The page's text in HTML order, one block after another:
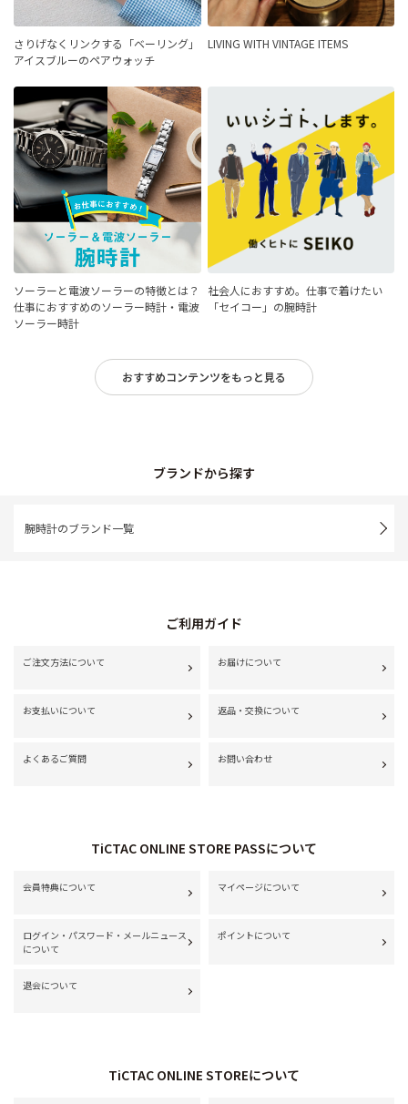
さりげなくリンクする「ベーリング」
アイスブルーのペアウォッチ
LIVING WITH VINTAGE ITEMS
ソーラーと電波ソーラーの特徴とは？
仕事におすすめのソーラー時計・電波
ソーラー時計
社会人におすすめ。仕事で着けたい
「セイコー」の腕時計
おすすめコンテンツをもっと見る
ブランドから探す
腕時計のブランド一覧
ご利用ガイド
ご注文方法について お届けについて
お支払いについて 返品・交換について
よくあるご質問 お問い合わせ
TiCTAC ONLINE STORE PASSについて
会員特典について マイページについて
ログイン・パスワード・メールニュース
について
ポイントについて
退会について
TiCTAC ONLINE STOREについて